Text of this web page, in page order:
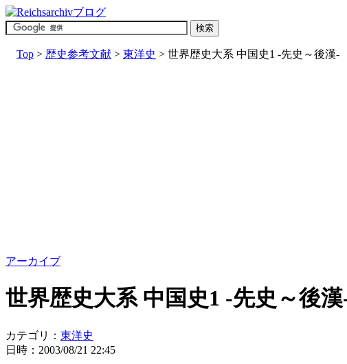
Top > 歴史参考文献 > 東洋史 > 世界歴史大系 中国史1 -先史～後漢-
アーカイブ
世界歴史大系 中国史1 -先史～後漢
カテゴリ： 東洋史
日時：2003/08/21 22:45